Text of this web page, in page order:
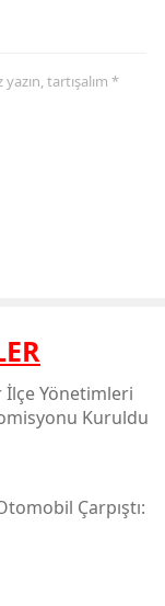
tartışalım *
İlçe Yönetimleri
Kuruldu
Çarpıştı: